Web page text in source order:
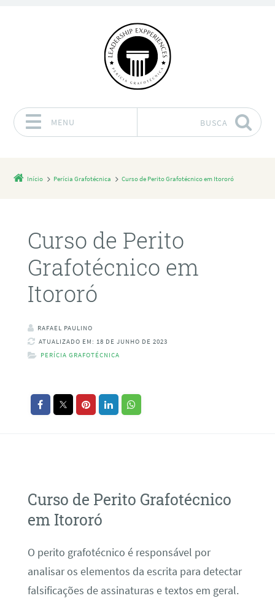
MENU BUSCA
Início Perícia Grafotécnica Curso de Perito Grafotécnico em Itororó
Curso de Perito
Grafotécnico em
Itororó
RAFAEL PAULINO
ATUALIZADO EM: 18 DE JUNHO DE 2023
PERÍCIA GRAFOTÉCNICA
Curso de Perito Grafotécnico
em Itororó
O perito grafotécnico é responsável por
analisar os elementos da escrita para detectar
falsificações de assinaturas e textos em geral.